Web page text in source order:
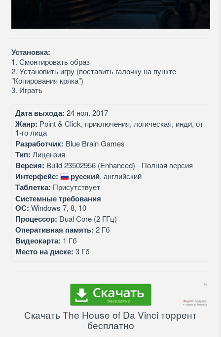
Установка:
1. Смонтировать образ
2. Установить игру (поставить галочку на пункте
"Копирования кряка")
3. Играть
Дата выхода: 24 ноя. 2017
Жанр: Point & Click, приключения, логическая, инди, от
1-го лица
Разработчик: Blue Brain Games
Тип: Лицензия
Версия: Build 23502956 (Enhanced) - Полная версия
Интерфейс: русский, английский
Таблетка: Присутствует
Системные требования
ОС: Windows 7, 8, 10
Процессор: Dual Core (2 ГГц)
Оперативная память: 2 Гб
Видеокарта: 1 Гб
Место на диске: 3 Гб
Скачать The House of Da Vinci торрент
бесплатно